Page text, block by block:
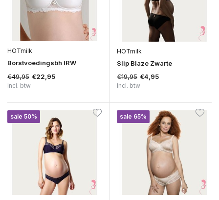
HOTmilk
Borstvoedingsbh IRW
€49,95 €22,95
Incl. btw
HOTmilk
Slip Blaze Zwarte
€19,95 €4,95
Incl. btw
sale 50% sale 65%